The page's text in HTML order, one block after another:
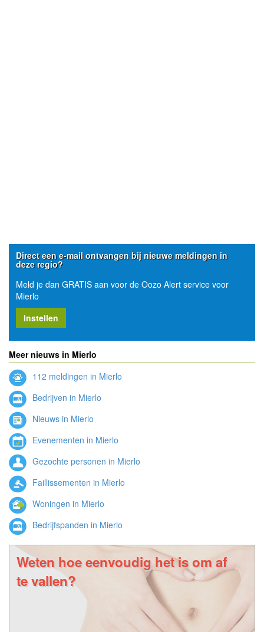
Direct een e-mail ontvangen bij nieuwe meldingen in
deze regio?
Meld je dan GRATIS aan voor de Oozo Alert service voor
Mierlo
Instellen
Meer nieuws in Mierlo
112 meldingen in Mierlo
Bedrijven in Mierlo
Nieuws in Mierlo
Evenementen in Mierlo
Gezochte personen in Mierlo
Faillissementen in Mierlo
Woningen in Mierlo
Bedrijfspanden in Mierlo
Weten hoe eenvoudig het is om af
te vallen?